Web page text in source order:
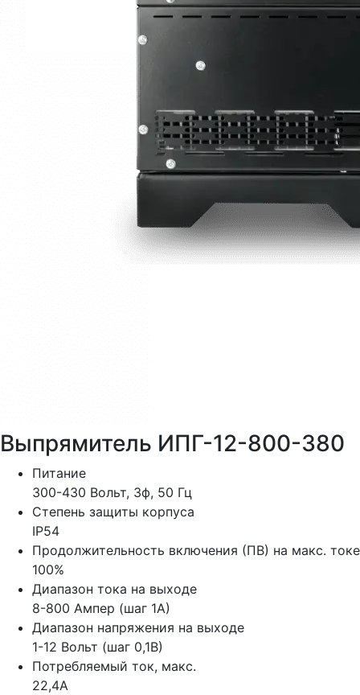
Выпрямитель ИПГ-12-800-380
Питание
300-430 Вольт, 3ф, 50 Гц
Степень защиты корпуса
IP54
Продолжительность включения (ПВ) на макс. токе
100%
Диапазон тока на выходе
8-800 Ампер (шаг 1А)
Диапазон напряжения на выходе
1-12 Вольт (шаг 0,1В)
Потребляемый ток, макс.
22,4А